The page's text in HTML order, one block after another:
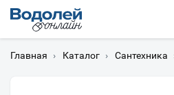
Главная › Каталог › Сантехника